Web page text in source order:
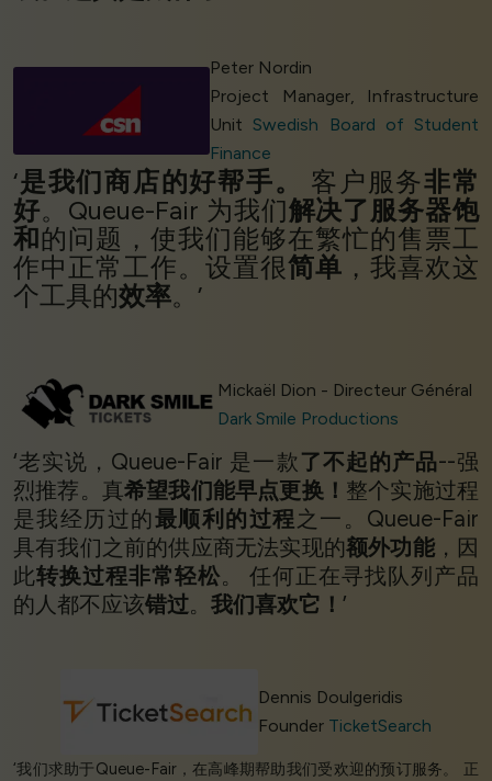
Peter Nordin
Project Manager, Infrastructure
Unit Swedish Board of Student
Finance
‘是我们商店的好帮手。 客户服务非常
好。Queue-Fair 为我们解决了服务器饱
和的问题，使我们能够在繁忙的售票工
作中正常工作。设置很简单 ，我喜欢这
个工具的效率。’
Mickaël Dion - Directeur Général
Dark Smile Productions
‘老实说，Queue-Fair 是一款 了不起的产品--强
烈推荐。真希望我们能早点更换！ 整个实施过程
是我经历过的最顺利的过程 之一。Queue-Fair
具有我们之前的供应商无法实现的额外功能，因
此转换过程非常轻松。 任何正在寻找队列产品
的人都不应该错过。 我们喜欢它！ ’
Dennis Doulgeridis
Founder TicketSearch
‘我们求助于Queue-Fair，在高峰期帮助我们受欢迎的预订服务。 正